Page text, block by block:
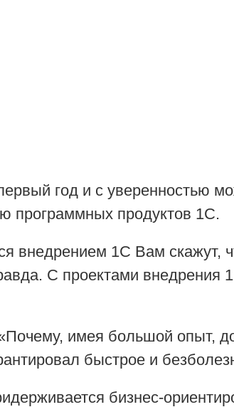
год и с уверенностью
программных продуктов 1С.
внедрением 1С Вам скажут,
С проектами
имея большой опыт,
быстрое и
бизнес-